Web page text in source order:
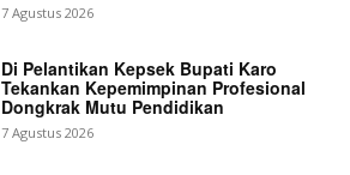
7 Agustus 2026
Di Pelantikan Kepsek Bupati Karo
Tekankan Kepemimpinan Profesional
Dongkrak Mutu Pendidikan
7 Agustus 2026